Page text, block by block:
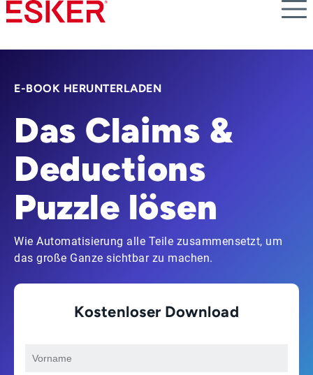
Skip
to
content
E-BOOK HERUNTERLADEN
Das Claims &
Deductions
Puzzle lösen
Wie Automatisierung alle Teile zusammensetzt, um
das große Ganze sichtbar zu machen.
Kostenloser Download